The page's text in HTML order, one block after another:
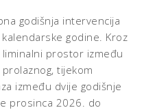
godišnja intervencija
godine. Kroz
prostor između
tijekom
između dvije godišnje
prosinca 2026. do